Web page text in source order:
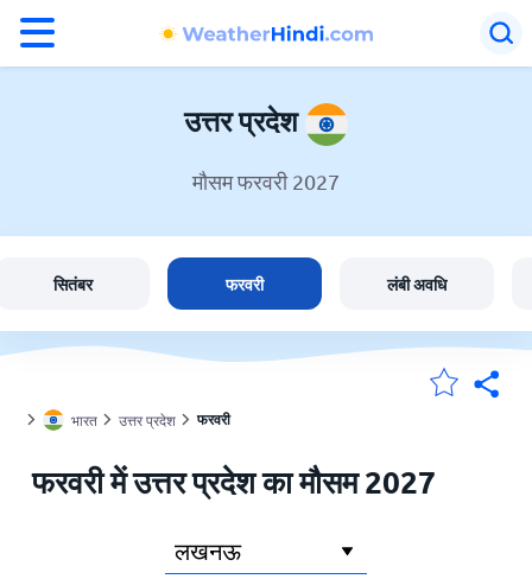
मेंरी लोकेशन
होम
उत्तर प्रदेश
मौसम फरवरी 2027
सितंबर फरवरी लंबी अवधि
भारत उत्तर प्रदेश फरवरी
फरवरी में उत्तर प्रदेश का मौसम 2027